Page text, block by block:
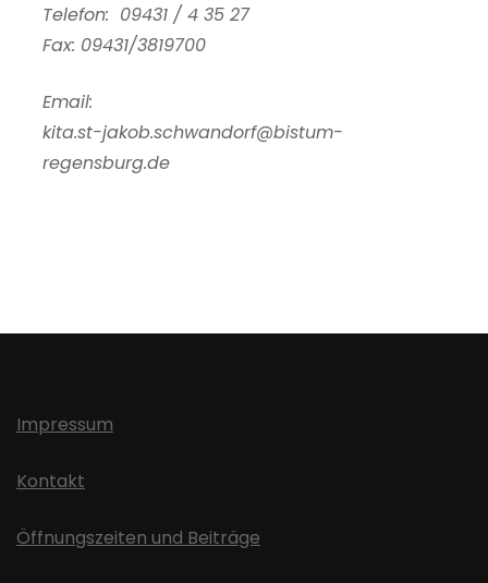
Telefon: 09431 / 4 35 27
Fax: 09431/3819700
Email:
kita.st-jakob.schwandorf@bistum-
regensburg.de
Impressum
Kontakt
Öffnungszeiten und Beiträge